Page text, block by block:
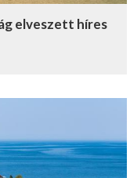
elveszett híres